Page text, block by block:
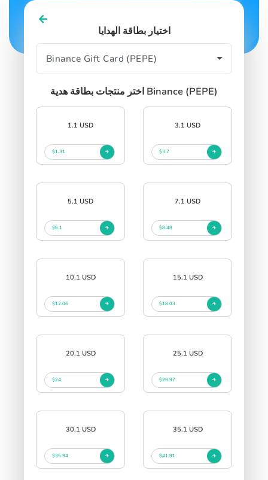
اختيار بطاقة الهدايا
اختر منتجات بطاقة هدية Binance (PEPE)
1.1 USD
$1.31
3.1 USD
$3.7
5.1 USD
$6.1
7.1 USD
$8.48
10.1 USD
$12.06
15.1 USD
$18.03
20.1 USD
$24
25.1 USD
$29.97
30.1 USD
$35.94
35.1 USD
$41.91